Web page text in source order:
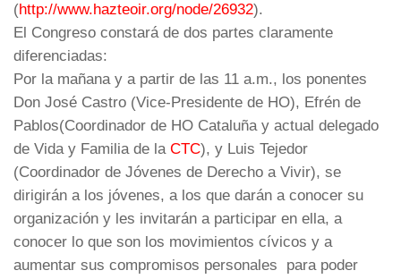
(http://www.hazteoir.org/node/26932).
El Congreso constará de dos partes claramente
diferenciadas:
Por la mañana y a partir de las 11 a.m., los ponentes
Don José Castro (Vice-Presidente de HO), Efrén de
Pablos(Coordinador de HO Cataluña y actual delegado
de Vida y Familia de la CTC), y Luis Tejedor
(Coordinador de Jóvenes de Derecho a Vivir), se
dirigirán a los jóvenes, a los que darán a conocer su
organización y les invitarán a participar en ella, a
conocer lo que son los movimientos cívicos y a
aumentar sus compromisos personales para poder